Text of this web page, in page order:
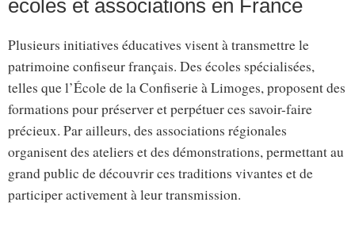
écoles et associations en France
Plusieurs initiatives éducatives visent à transmettre le
patrimoine confiseur français. Des écoles spécialisées,
telles que l’École de la Confiserie à Limoges, proposent des
formations pour préserver et perpétuer ces savoir-faire
précieux. Par ailleurs, des associations régionales
organisent des ateliers et des démonstrations, permettant au
grand public de découvrir ces traditions vivantes et de
participer activement à leur transmission.